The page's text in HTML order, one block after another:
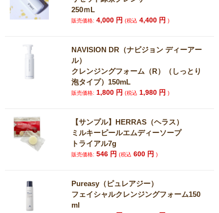
250ｍL
販売価格: 4,000 円(税込 4,400 円)
NAVISION DR（ナビジョン ディーアー
ル）
クレンジングフォーム（R）（しっとり
泡タイプ）150mL
販売価格: 1,800 円(税込 1,980 円)
【サンプル】HERRAS（ヘラス）
ミルキーピールエムディーソープ
トライアル7g
販売価格: 546 円(税込 600 円)
Pureasy（ピュレアジー）
フェイシャルクレンジングフォーム150
ml